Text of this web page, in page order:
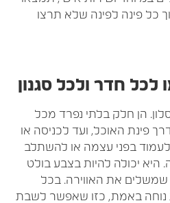
פינה לפינה שלא תרצו
חדר ולכל סגנון
הן חלק בלתי נפרד מכל
האוכל, ועד לכניסה או
בפני עצמה או להשתלב
יכולה להיות בצבע בולט
את האווירה. בכל
באמת, כזו שאפשר לשבת